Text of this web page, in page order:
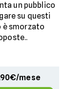
un pubblico
su questi
è smorzato
mese